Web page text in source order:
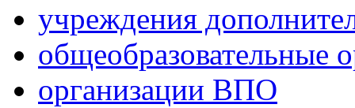
учреждения
общеобразовательные
организации ВПО